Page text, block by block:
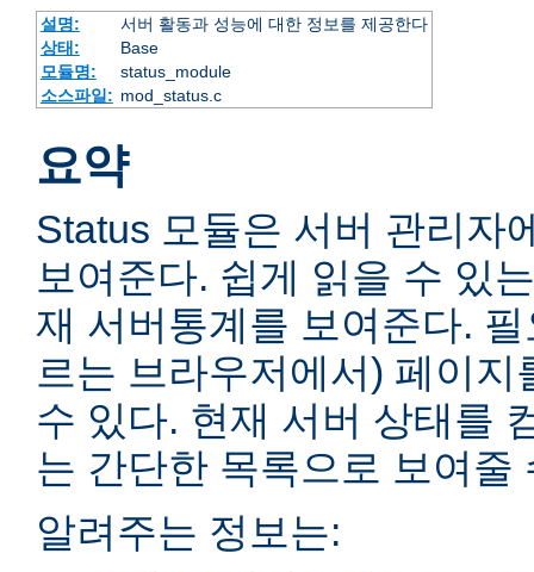
설명:
서버 활동과 성능에 대한 정보를 제공한다
상태:
Base
모듈명:
status_module
소스파일: mod_status.c
요약
Status 모듈은 서버 관리자
보여준다. 쉽게 읽을 수 있
재 서버통계를 보여준다.
르는 브라우저에서) 페이지
수 있다. 현재 서버 상태를
는 간단한 목록으로 보여줄
알려주는 정보는: